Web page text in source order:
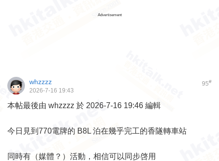
Advertisement
95#
whzzzz
2026-7-16 19:43
本帖最後由 whzzzz 於 2026-7-16 19:46 編輯
今日見到770電牌的 B8L 泊在幾乎完工的香隧轉車站
同時有（媒體？）活動，相信可以同步啓用